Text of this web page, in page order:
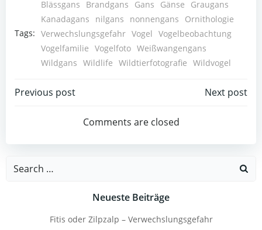
Tags:
Blässgans Brandgans Gans Gänse
Graugans
Kanadagans
nilgans nonnengans
Ornithologie
Verwechslungsgefahr Vogel Vogelbeobachtung
Vogelfamilie Vogelfoto Weißwangengans
Wildgans Wildlife Wildtierfotografie Wildvogel
Beitragsnavigation
Previous post Next post
Comments are closed
Search
Neueste Beiträge
Fitis oder Zilpzalp – Verwechslungsgefahr